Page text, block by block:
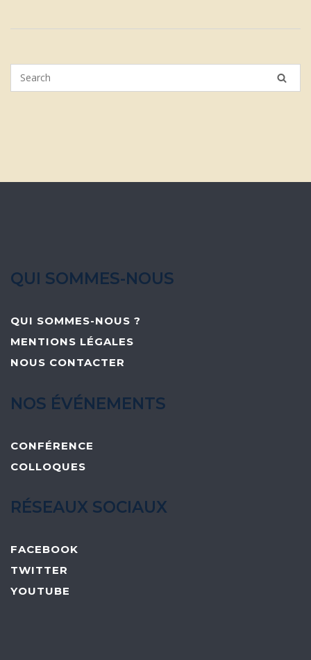
QUI SOMMES-NOUS
QUI SOMMES-NOUS ?
MENTIONS LÉGALES
NOUS CONTACTER
NOS ÉVÉNEMENTS
CONFÉRENCE
COLLOQUES
RÉSEAUX SOCIAUX
FACEBOOK
TWITTER
YOUTUBE